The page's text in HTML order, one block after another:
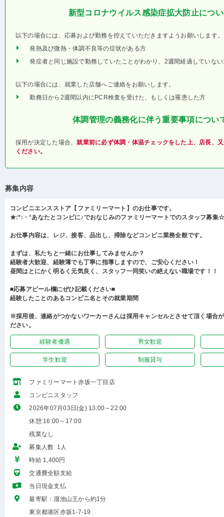
新型コロナウイルス感染症拡大防止につ
以下の場合には、応募および勤務を控えていただきますようお願いします。
発熱及び微熱・体調不良等の症状がある方
発症者と同じ施設で勤務していたことがわかり、2週間経過していな
以下の場合には、就業した店舗へご連絡をお願いします。
勤務日から2週間以内にPCR検査を受けた、もしくは罹患した方
体調管理の義務化に伴う重要事項につい
採用が決定した場合、就業前に必ず体調・体温チェックをした上、店長、
ください。
募集内容
コンビニエンスストア【ファミリーマート】のお仕事です。
★:*:・°あなたとコンビに♪でおなじみのファミリーマートでのスタッフ募集
お仕事内容は、レジ、接客、品出し、掃除などコンビニ業務全般です。
まずは、私たちと一緒にお仕事してみませんか？
経験者大歓迎、経験薄でも丁寧に指導しますので、ご安心ください！
昼間はとにかく明るく元気良く、スタッフ一同笑いの絶えない職場です！！
■応募アピール欄にぜひ記載ください■
経験したことのあるコンビニ名とその就業期間
※採用後、連絡がつかないワーカーさんは採用キャンセルとさせて頂く場合
ださい。
経験者優遇 男女歓迎
学生歓迎 制服貸与
ファミリーマート赤坂一丁目店
コンビニスタッフ
2026年07月03日(金) 13:00～22:00
休憩:16:00～17:00
残業なし
募集人数 1人
時給 1,400円
交通費全額支給
当日現金支払
最寄駅：溜池山王から約1分
東京都港区赤坂1-7-19